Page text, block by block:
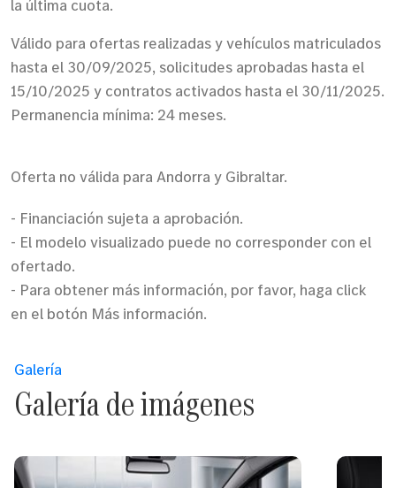
la última cuota.
Válido para ofertas realizadas y vehículos matriculados
hasta el 30/09/2025, solicitudes aprobadas hasta el
15/10/2025 y contratos activados hasta el 30/11/2025.
Permanencia mínima: 24 meses.
Oferta no válida para Andorra y Gibraltar.
- Financiación sujeta a aprobación.
- El modelo visualizado puede no corresponder con el
ofertado.
- Para obtener más información, por favor, haga click
en el botón Más información.
Galería
Galería de imágenes